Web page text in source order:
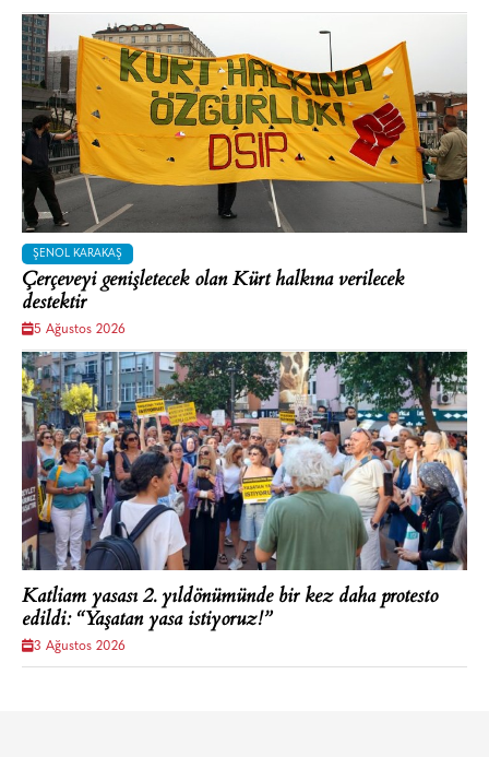
ŞENOL KARAKAŞ
Çerçeveyi genişletecek olan Kürt halkına verilecek
destektir
5 Ağustos 2026
Katliam yasası 2. yıldönümünde bir kez daha protesto
edildi: “Yaşatan yasa istiyoruz!”
3 Ağustos 2026